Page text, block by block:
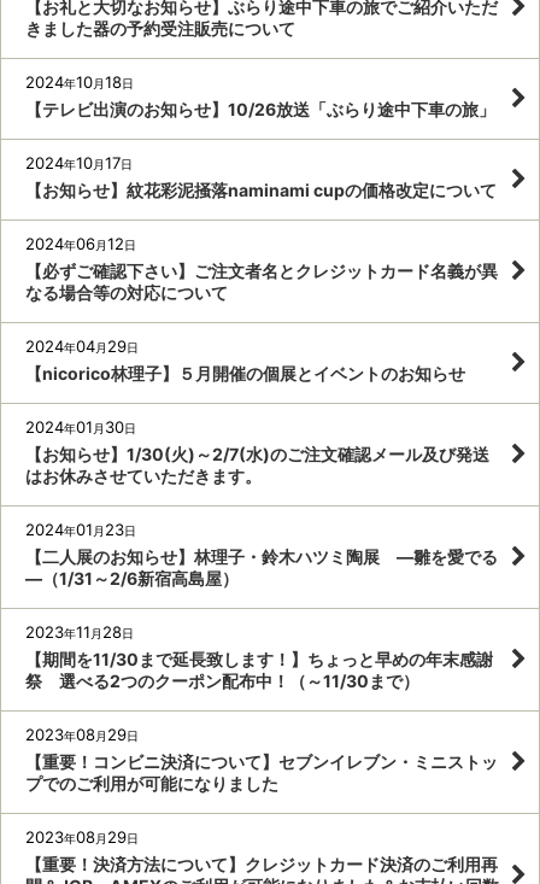
【お礼と大切なお知らせ】ぶらり途中下車の旅でご紹介いただ
きました器の予約受注販売について
2024年10月18日
【テレビ出演のお知らせ】10/26放送「ぶらり途中下車の旅」
2024年10月17日
【お知らせ】紋花彩泥掻落naminami cupの価格改定について
2024年06月12日
【必ずご確認下さい】ご注文者名とクレジットカード名義が異
なる場合等の対応について
2024年04月 29日
【nicorico林理子】５月開催の個展とイベントのお知らせ
2024年01 月 30日
【お知らせ】1/30(火)～2/7(水)のご注文確認メール及び発送
はお休みさせていただきます。
2024年01 月 23日
【二人展のお知らせ】林理子・鈴木ハツミ陶展 ―雛を愛でる
―（1/31～2/6新宿高島屋）
2023年11 月 28日
【期間を11/30まで延長致します！】ちょっと早めの年末感謝
祭 選べる2つのクーポン配布中！（～11/30まで）
2023年08月 29日
【重要！コンビニ決済について】セブンイレブン・ミニストッ
プでのご利用が可能になりました
2023年08月 29日
【重要！決済方法について】クレジットカード決済のご利用再